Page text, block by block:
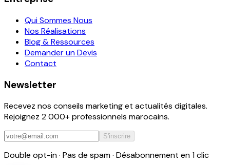
Qui Sommes Nous
Nos Réalisations
Blog & Ressources
Demander un Devis
Contact
Newsletter
Recevez nos conseils marketing et actualités digitales.
Rejoignez 2 000+ professionnels marocains.
S'inscrire
Double opt-in · Pas de spam · Désabonnement en 1 clic